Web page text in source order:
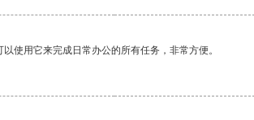
使用它来完成日常办公的所有任务，非常方便。